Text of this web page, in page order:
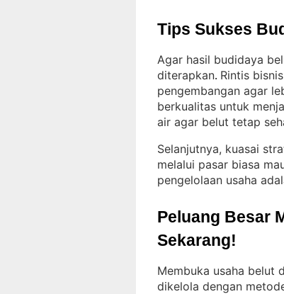
Tips Sukses
Agar hasil budidaya
diterapkan. Rintis
pengembangan agar
berkualitas untuk
air agar belut tetap
Selanjutnya, kuasai
melalui pasar biasa
pengelolaan usaha
Peluang Besar
Sekarang!
Membuka usaha belut
dikelola dengan